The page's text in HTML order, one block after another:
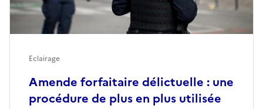
Amende forfaitaire délictuelle : une
procédure de plus en plus utilisée
Eclairage